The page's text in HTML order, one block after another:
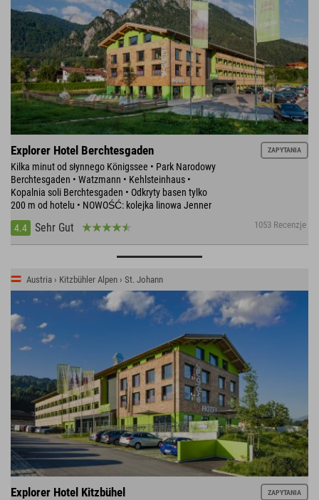
Explorer Hotel Berchtesgaden
Kilka minut od słynnego Königssee • Park Narodowy
Berchtesgaden • Watzmann • Kehlsteinhaus •
Kopalnia soli Berchtesgaden • Odkryty basen tylko
200 m od hotelu • NOWOŚĆ: kolejka linowa Jenner
4.4
Sehr Gut 1053 Recenzje
ZAPYTANIA
Austria › Kitzbühler Alpen › St. Johann
Explorer Hotel Kitzbühel ZAPYTANIA